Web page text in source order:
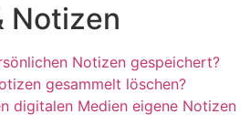
Notizen
Notizen gespeichert?
gesammelt löschen?
digitalen Medien eigene Notizen